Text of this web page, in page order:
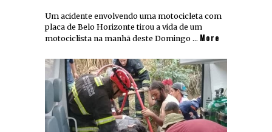
Um acidente envolvendo uma motocicleta com
placa de Belo Horizonte tirou a vida de um
motociclista na manhã deste Domingo … More